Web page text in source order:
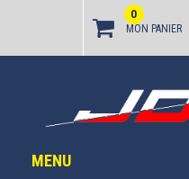
MON PANIER
0
MENU